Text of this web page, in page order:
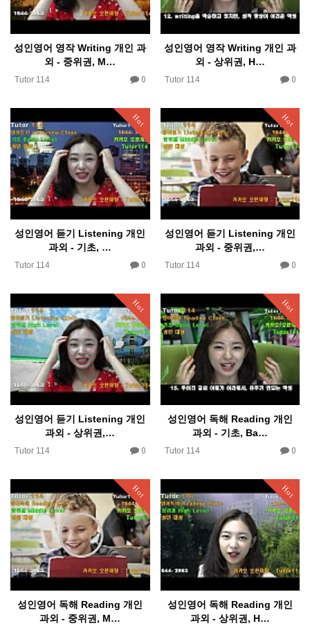
성인영어 영작 Writing 개인 과
외 - 중위권, M…
Tutor 114 0
성인영어 영작 Writing 개인 과
외 - 상위권, H…
Tutor 114 0
Hot
성인영어 듣기 Listening 개인
과외 - 기초, …
Tutor 114 0
Hot
성인영어 듣기 Listening 개인
과외 - 중위권,…
Tutor 114 0
Hot
성인영어 듣기 Listening 개인
과외 - 상위권,…
Tutor 114 0
Hot
성인영어 독해 Reading 개인
과외 - 기초, Ba…
Tutor 114 0
Hot
성인영어 독해 Reading 개인
과외 - 중위권, M…
Hot
성인영어 독해 Reading 개인
과외 - 상위권, H…